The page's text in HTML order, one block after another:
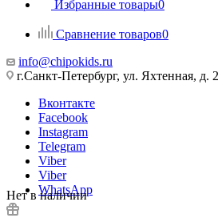
Избранные товары0
Сравнение товаров0
info@chipokids.ru
г.Санкт-Петербург, ул. Яхтенная,
Вконтакте
Facebook
Instagram
Telegram
Viber
Viber
WhatsApp
Нет в наличии